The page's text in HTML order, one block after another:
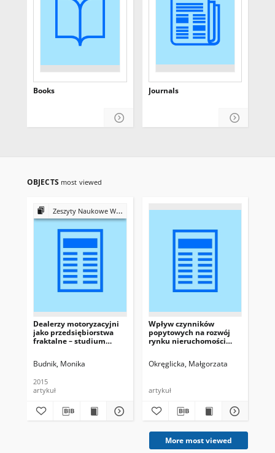
Books Journals
OBJECTS most viewed
Zeszyty Naukowe Wyższej Szkoły Bankowej we Wrocławiu
Dealerzy motoryzacyjni
jako przedsiębiorstwa
fraktalne – studium
Budnik, Monika
2015
artykuł
Wpływ czynników
popytowych na rozwój
rynku nieruchomości
Okręglicka, Małgorzata
artykuł
More most viewed